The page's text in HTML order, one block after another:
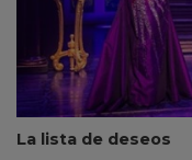
La lista de deseos